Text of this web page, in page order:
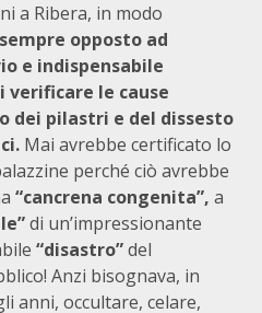
a Ribera, in modo
opposto ad
e indispensabile
le cause
dei pilastri e del dissesto
Mai avrebbe certificato lo
perché ciò avrebbe
“cancrena congenita”, a
di un’impressionante
“disastro”del
Anzi bisognava, in
anni, occultare, celare,